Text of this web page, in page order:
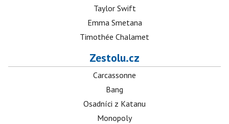
Taylor Swift
Emma Smetana
Timothée Chalamet
Zestolu.cz
Carcassonne
Bang
Osadníci z Katanu
Monopoly